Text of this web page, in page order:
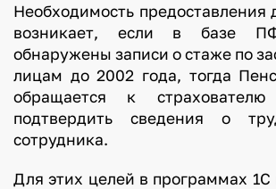
Необходимость
возникает, если в базе
обнаружены записи о стаже по
лицам до 2002 года, тогда
обращается к
подтвердить сведения о
сотрудника.
Для этих целей в программах 1С